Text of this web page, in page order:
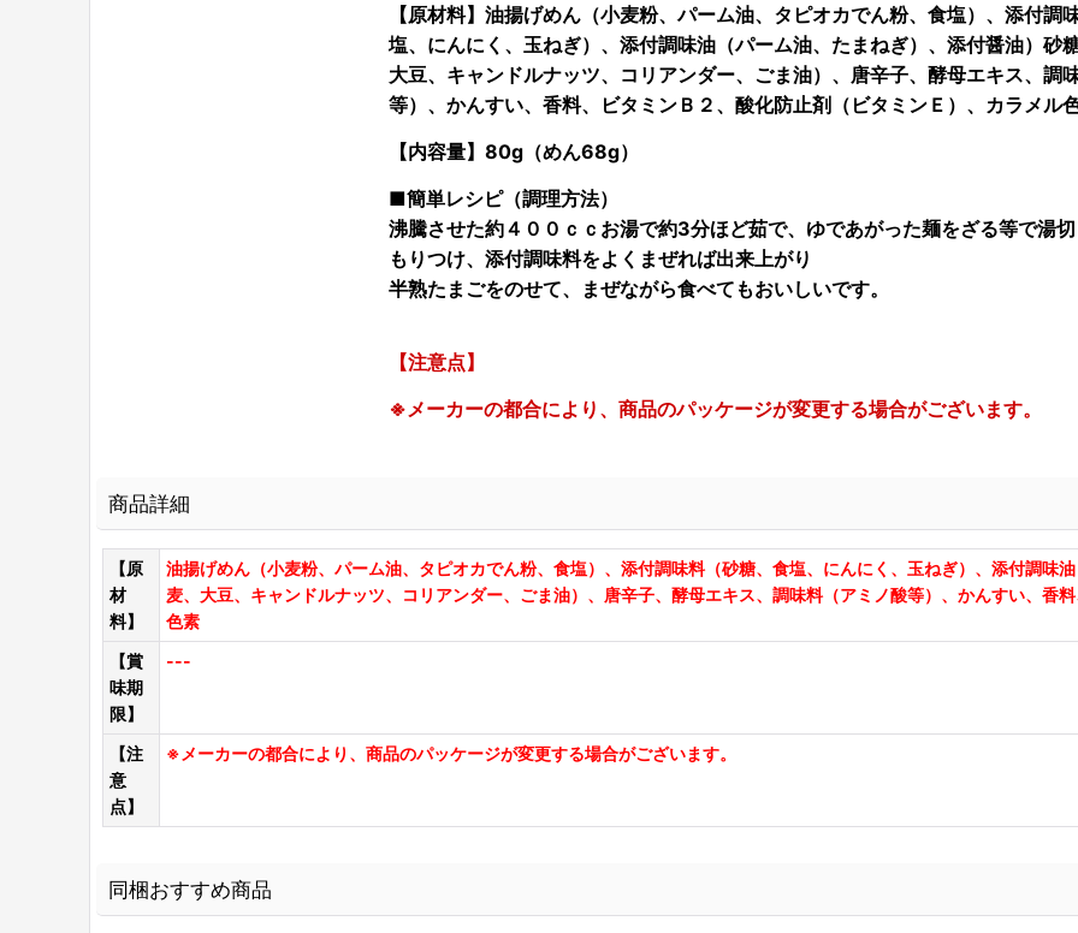
【原材料】油揚げめん（小麦粉、パーム油、タピオカでん粉、食塩）、添付調
塩、にんにく、玉ねぎ）、添付調味油（パーム油、たまねぎ）、添付醤油）砂
大豆、キャンドルナッツ、コリアンダー、ごま油）、唐辛子、酵母エキス、調
等）、かんすい、香料、ビタミンＢ２、酸化防止剤（ビタミンＥ）、カラメル
【内容量】80g（めん68g）
■簡単レシピ（調理方法）
沸騰させた約４００ｃｃお湯で約3分ほど茹で、ゆであがった麺をざる等で湯
もりつけ、添付調味料をよくまぜれば出来上がり
半熟たまごをのせて、まぜながら食べてもおいしいです。
【注意点】
※メーカーの都合により、商品のパッケージが変更する場合がございます。
商品詳細
【原
材
料】
油揚げめん（小麦粉、パーム油、タピオカでん粉、食塩）、添付調味料（砂糖、食塩、にんにく、玉ねぎ）、添付調味
麦、大豆、キャンドルナッツ、コリアンダー、ごま油）、唐辛子、酵母エキス、調味料（アミノ酸等）、かんすい、香
色素
【賞
味期
限】
---
【注
意
点】
※メーカーの都合により、商品のパッケージが変更する場合がございます。
同梱おすすめ商品